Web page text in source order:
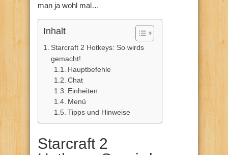
man ja wohl mal…
Inhalt
Starcraft 2 Hotkeys: So wirds
gemacht!
Hauptbefehle
Chat
Einheiten
Menü
Tipps und Hinweise
Starcraft 2